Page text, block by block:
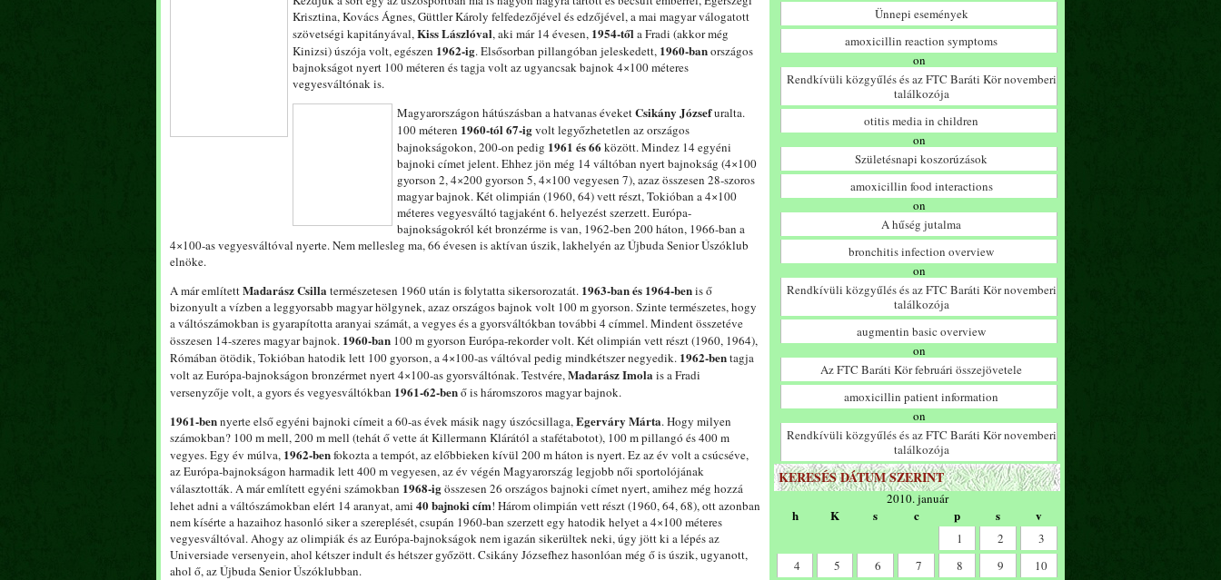
Krisztina, Kovács Ágnes, Güttler Károly felfedezőjével és edzőjével, a mai magyar válogatott
szövetségi kapitányával,Kiss Lászlóval, aki már 14 évesen, 1954-tőla Fradi (akkor még
Kinizsi) úszója volt, egészen 1962-ig. Elsősorban pillangóban jeleskedett, 1960-banországos
bajnokságot nyert 100 méteren és tagja volt az ugyancsak bajnok 4×100 méteres
vegyesváltónak is.
Magyarországon hátúszásban a hatvanas éveketCsikány Józsefuralta.
100 méteren 1960-tól 67-igvolt legyőzhetetlen az országos
bajnokságokon, 200-on pedig 1961 és 66 között. Mindez 14 egyéni
bajnoki címet jelent. Ehhez jön még 14 váltóban nyert bajnokság (4×100
gyorson 2, 4×200 gyorson 5, 4×100 vegyesen 7), azaz összesen 28-szoros
magyar bajnok. Két olimpián (1960, 64) vett részt, Tokióban a 4×100
méteres vegyesváltó tagjaként 6. helyezést szerzett. Európa-
bajnokságokról két bronzérme is van, 1962-ben 200 háton, 1966-ban a
4×100-as vegyesváltóval nyerte. Nem mellesleg ma, 66 évesen is aktívan úszik, lakhelyén az Újbuda Senior Úszóklub
elnöke.
A már említettMadarász Csilla természetesen 1960 után is folytatta sikersorozatát. 1963-ban és 1964-benis ő
bizonyult a vízben a leggyorsabb magyar hölgynek, azaz országos bajnok volt 100 m gyorson. Szinte természetes, hogy
a váltószámokban is gyarapította aranyai számát, a vegyes és a gyorsváltókban további 4 címmel. Mindent összetéve
összesen 14-szeres magyar bajnok. 1960-ban 100 m gyorson Európa-rekorder volt. Két olimpián vett részt (1960, 1964),
Rómában ötödik, Tokióban hatodik lett 100 gyorson, a 4×100-as váltóval pedig mindkétszer negyedik. 1962-bentagja
volt az Európa-bajnokságon bronzérmet nyert 4×100-as gyorsváltónak. Testvére,Madarász Imola is a Fradi
versenyzője volt, a gyors és vegyesváltókban 1961-62-benő is háromszoros magyar bajnok.
1961-bennyerte első egyéni bajnoki címeit a 60-as évek másik nagy úszócsillaga,Egerváry Márta. Hogy milyen
számokban? 100 m mell, 200 m mell (tehát ő vette át Killermann Klárától a stafétabotot), 100 m pillangó és 400 m
vegyes. Egy év múlva, 1962-benfokozta a tempót, az előbbieken kívül 200 m háton is nyert. Ez az év volt a csúcséve,
az Európa-bajnokságon harmadik lett 400 m vegyesen, az év végén Magyarország legjobb női sportolójának
választották. A már említett egyéni számokban 1968-igösszesen 26 országos bajnoki címet nyert, amihez még hozzá
lehet adni a váltószámokban elért 14 aranyat, ami 40 bajnoki cím! Három olimpián vett részt (1960, 64, 68), ott azonban
nem kísérte a hazaihoz hasonló siker a szereplését, csupán 1960-ban szerzett egy hatodik helyet a 4×100 méteres
vegyesváltóval. Ahogy az olimpiák és az Európa-bajnokságok nem igazán sikerültek neki, úgy jött ki a lépés az
Universiade versenyein, ahol kétszer indult és hétszer győzött. Csikány Józsefhez hasonlóan még ő is úszik, ugyanott,
ahol ő, az Újbuda Senior Úszóklubban.
Ünnepi események
amoxicillin reaction symptoms
on
Rendkívüli közgyűlés és az FTC Baráti Kör novemberi
találkozója
otitis media in children
on
Születésnapi koszorúzások
amoxicillin food interactions
on
A hűség jutalma
bronchitis infection overview
on
Rendkívüli közgyűlés és az FTC Baráti Kör novemberi
találkozója
augmentin basic overview
on
Az FTC Baráti Kör februári összejövetele
amoxicillin patient information
on
Rendkívüli közgyűlés és az FTC Baráti Kör novemberi
találkozója
KERESÉS DÁTUM SZERINT
2010. január
h K s c p s v
1 2
3
4
5 6 7 8 9
10